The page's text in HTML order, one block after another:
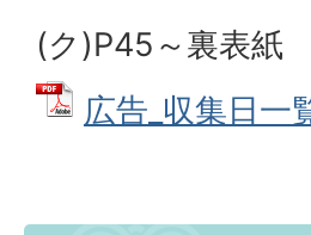
(ク)P45～裏表紙
広告_収集日